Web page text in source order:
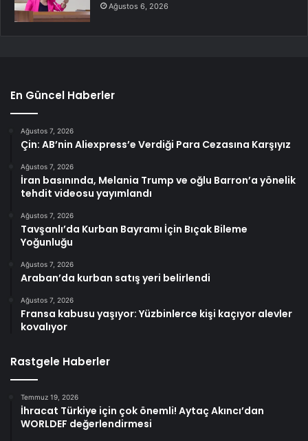
Ağustos 6, 2026
En Güncel Haberler
Ağustos 7, 2026
Çin: AB’nin Aliexpress’e Verdiği Para Cezasına Karşıyız
Ağustos 7, 2026
İran basınında, Melania Trump ve oğlu Barron’a yönelik
tehdit videosu yayımlandı
Ağustos 7, 2026
Tavşanlı’da Kurban Bayramı İçin Bıçak Bileme
Yoğunluğu
Ağustos 7, 2026
Araban’da kurban satış yeri belirlendi
Ağustos 7, 2026
Fransa kabusu yaşıyor: Yüzbinlerce kişi kaçıyor alevler
kovalıyor
Rastgele Haberler
Temmuz 19, 2026
İhracat Türkiye için çok önemli! Aytaç Akıncı’dan
WORLDEF değerlendirmesi